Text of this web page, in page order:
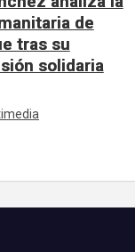
de
tras su
solidaria